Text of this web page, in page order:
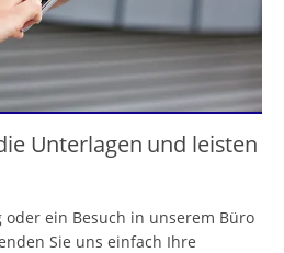
Unterlagen und leisten
ein Besuch in unserem Büro
Sie uns einfach Ihre